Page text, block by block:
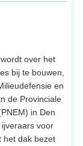
over het
bij te bouwen,
en
de Provinciale
in Den
voor
het dak bezet